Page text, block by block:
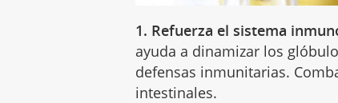
1. Refuerza el sistema
ayuda a dinamizar los
defensas inmunitarias.
intestinales.